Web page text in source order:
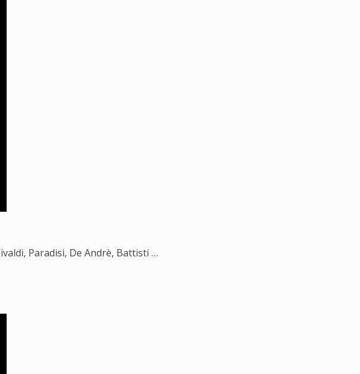
Paradisi, De Andrè, Battisti …